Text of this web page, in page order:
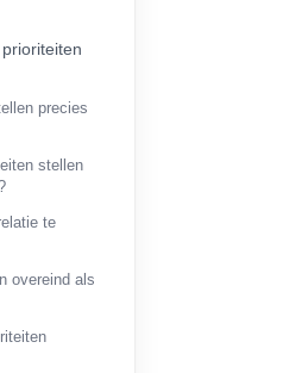
precies
stellen
te
overeind als